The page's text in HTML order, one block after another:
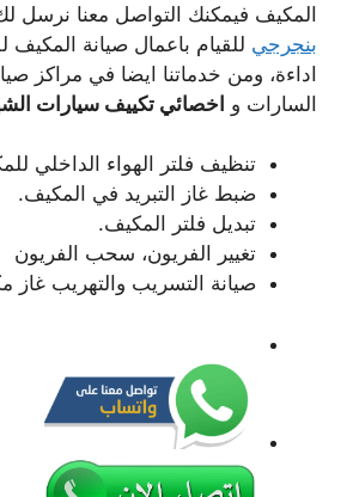
المكيف فيمكنك التواصل معنا نرسل
بنجرجي للقيام باعمال صيانة المكيف
اداءة، ومن خدماتنا ايضا في مراكز
السارات و اخصائي تكييف سيارات
تنظيف فلتر الهواء الداخلي
ضبط غاز التبريد في المكيف.
تبديل فلتر المكيف.
تغيير الفريون، سحب الفريون
صيانة التسريب والتهريب غاز